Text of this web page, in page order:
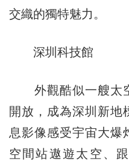
交織的獨特魅力。
深圳科技館
外觀酷似一艘太空
開放，成為深圳新地
息影像感受宇宙大爆
空間站遨遊太空、